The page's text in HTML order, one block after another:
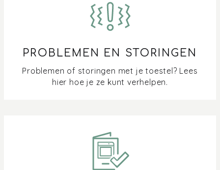
PROBLEMEN EN STORINGEN
Problemen of storingen met je toestel? Lees
hier hoe je ze kunt verhelpen.